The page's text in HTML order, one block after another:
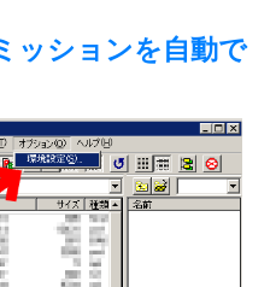
ッションを自動で